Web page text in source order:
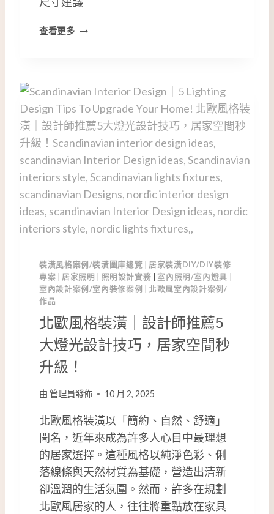
查看更多燈
尺
寸
如
何
？
設
計
師
的
燈
光
格
一
次
看
裝潢風格案例/裝潢圖庫總覽
居家裝潢DIY/DIY裝修
專案
居家照明 照明設計實務 室內照明/室內燈具
室內設計案例/室內裝修案例
北歐風室內設計案例/
作品
北歐風格裝潢｜設計師推薦5
大燈光設計技巧，居家空間秒
升級！
由 管理員發佈 10 月 2, 2025
北歐風格裝潢以「簡約、自然、舒適」
聞名，近年來成為許多人心目中最理想
的居家選擇。這種風格以純淨色彩、俐
落線條與天然材質為基礎，營造出清新
卻溫潤的生活氛圍。然而，許多在規劃
北歐風居家的人，往往將重點放在家具